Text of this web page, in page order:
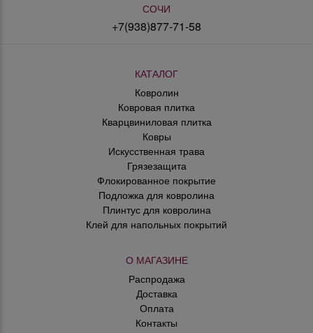
СОЧИ
+7(938)877-71-58
КАТАЛОГ
Ковролин
Ковровая плитка
Кварцвиниловая плитка
Ковры
Искусственная трава
Грязезащита
Флокированное покрытие
Подложка для ковролина
Плинтус для ковролина
Клей для напольных покрытий
О МАГАЗИНЕ
Распродажа
Доставка
Оплата
Контакты